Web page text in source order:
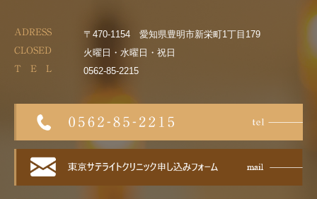
ADRESS 〒470-1154 愛知県豊明市新栄町1丁目179
CLOSED 火曜日・水曜日・祝日
T E L 0562-85-2215